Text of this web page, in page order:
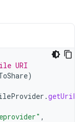
URI
)
.
,